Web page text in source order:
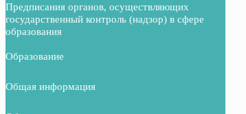
Предписания органов, осуществляющих
государственный контроль (надзор) в сфере
образования
Образование
Общая информация